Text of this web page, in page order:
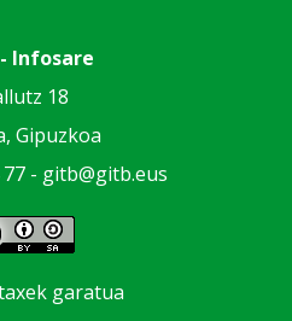
Infosare
18
Gipuzkoa
- gitb@gitb.eus
garatua